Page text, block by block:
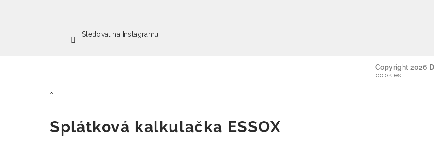
Sledovat na Instagramu
Copyright 2026
cookies
×
Splátková kalkulačka ESSOX